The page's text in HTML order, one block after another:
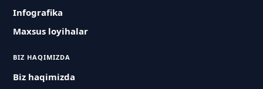
Infografika
Maxsus loyihalar
BIZ HAQIMIZDA
Biz haqimizda